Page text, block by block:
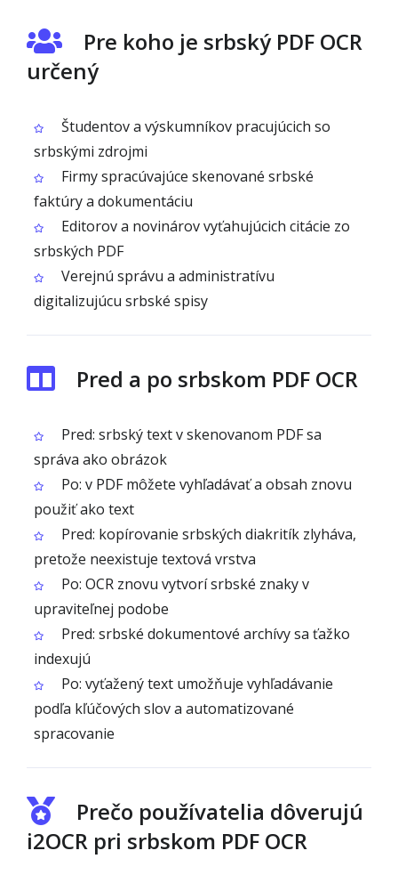
Pre koho je srbský PDF OCR
určený
Študentov a výskumníkov pracujúcich so
srbskými zdrojmi
Firmy spracúvajúce skenované srbské
faktúry a dokumentáciu
Editorov a novinárov vyťahujúcich citácie zo
srbských PDF
Verejnú správu a administratívu
digitalizujúcu srbské spisy
Pred a po srbskom PDF OCR
Pred: srbský text v skenovanom PDF sa
správa ako obrázok
Po: v PDF môžete vyhľadávať a obsah znovu
použiť ako text
Pred: kopírovanie srbských diakritík zlyháva,
pretože neexistuje textová vrstva
Po: OCR znovu vytvorí srbské znaky v
upraviteľnej podobe
Pred: srbské dokumentové archívy sa ťažko
indexujú
Po: vyťažený text umožňuje vyhľadávanie
podľa kľúčových slov a automatizované
spracovanie
Prečo používatelia dôverujú
i2OCR pri srbskom PDF OCR